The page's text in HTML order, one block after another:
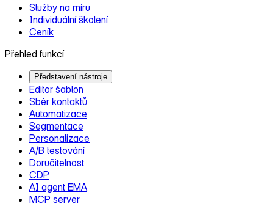
Služby na míru
Individuální školení
Ceník
Přehled funkcí
Představení nástroje
Editor šablon
Sběr kontaktů
Automatizace
Segmentace
Personalizace
A/B testování
Doručitelnost
CDP
AI agent EMA
MCP server